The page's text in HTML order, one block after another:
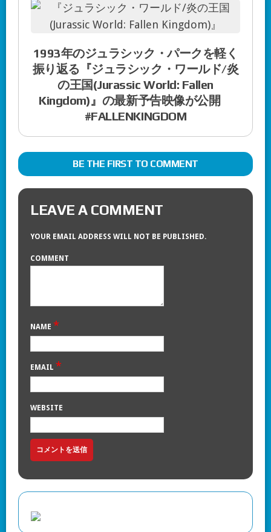
1993年のジュラシック・パークを軽く
振り返る『ジュラシック・ワールド/炎
の王国(Jurassic World: Fallen
Kingdom)』の最新予告映像が公開
#FALLENKINGDOM
BE THE FIRST TO COMMENT
LEAVE A COMMENT
YOUR EMAIL ADDRESS WILL NOT BE PUBLISHED.
COMMENT
NAME *
EMAIL *
WEBSITE